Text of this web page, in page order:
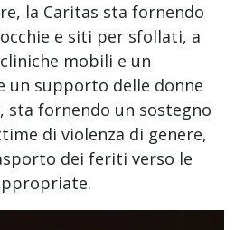
la Caritas sta fornendo
e siti per sfollati, a
mobili e un
un supporto delle donne
sta fornendo un sostegno
di violenza di genere,
dei feriti verso le